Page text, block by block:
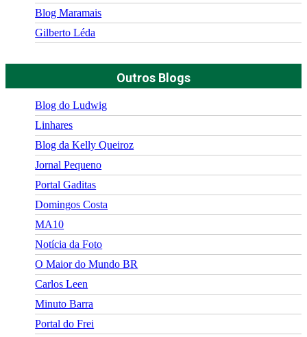
Blog Maramais
Gilberto Léda
Outros Blogs
Blog do Ludwig
Linhares
Blog da Kelly Queiroz
Jornal Pequeno
Portal Gaditas
Domingos Costa
MA10
Notícia da Foto
O Maior do Mundo BR
Carlos Leen
Minuto Barra
Portal do Frei